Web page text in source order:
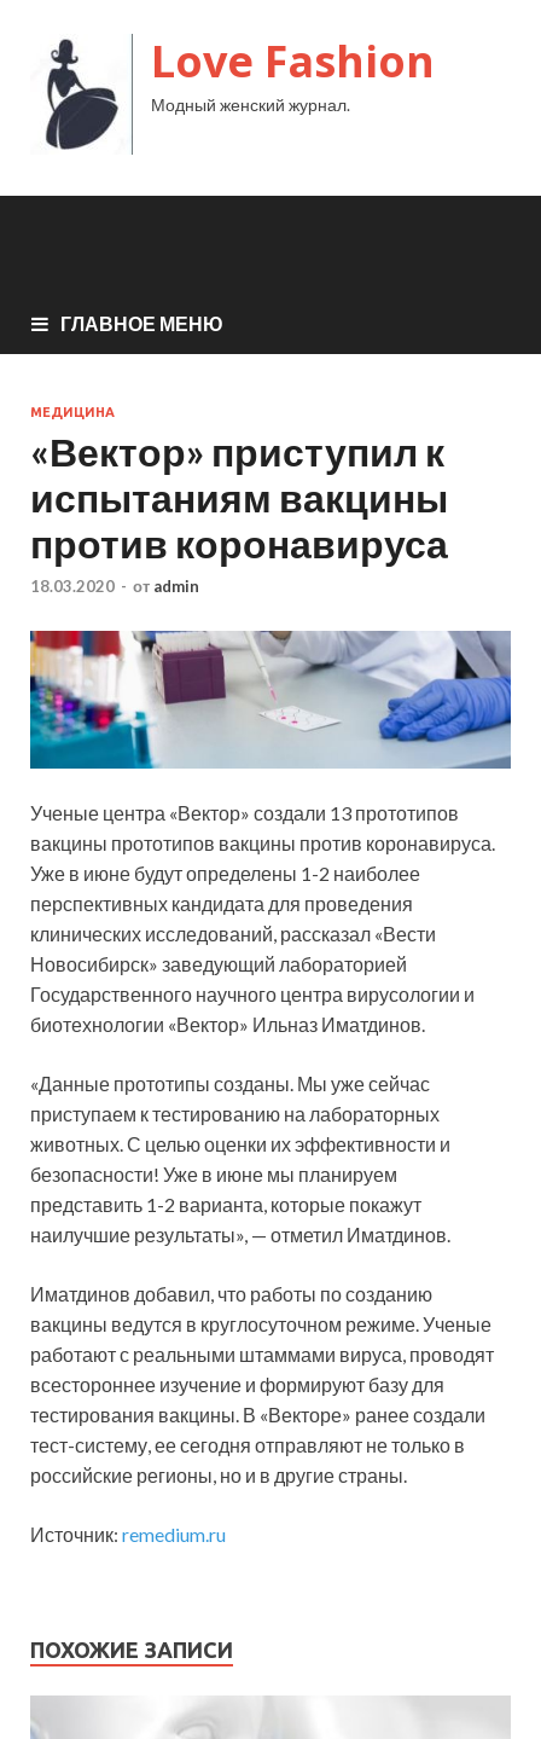
Love Fashion
Модный женский журнал.
ГЛАВНОЕ МЕНЮ
МЕДИЦИНА
«Вектор» приступил к
испытаниям вакцины
против коронавируса
18.03.2020 - от admin
Ученые центра «Вектор» создали 13 прототипов
вакцины прототипов вакцины против коронавируса.
Уже в июне будут определены 1-2 наиболее
перспективных кандидата для проведения
клинических исследований, рассказал «Вести
Новосибирск» заведующий лабораторией
Государственного научного центра вирусологии и
биотехнологии «Вектор» Ильназ Иматдинов.
«Данные прототипы созданы. Мы уже сейчас
приступаем к тестированию на лабораторных
животных. С целью оценки их эффективности и
безопасности! Уже в июне мы планируем
представить 1-2 варианта, которые покажут
наилучшие результаты», — отметил Иматдинов.
Иматдинов добавил, что работы по созданию
вакцины ведутся в круглосуточном режиме. Ученые
работают с реальными штаммами вируса, проводят
всестороннее изучение и формируют базу для
тестирования вакцины. В «Векторе» ранее создали
тест-систему, ее сегодня отправляют не только в
российские регионы, но и в другие страны.
Источник: remedium.ru
ПОХОЖИЕ ЗАПИСИ